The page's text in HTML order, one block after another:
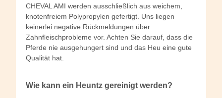
CHEVAL AMI werden ausschließlich aus weichem,
knotenfreiem Polypropylen gefertigt. Uns liegen
keinerlei negative Rückmeldungen über
Zahnfleischprobleme vor. Achten Sie darauf, dass die
Pferde nie ausgehungert sind und das Heu eine gute
Qualität hat.
Wie kann ein Heuntz gereinigt werden?